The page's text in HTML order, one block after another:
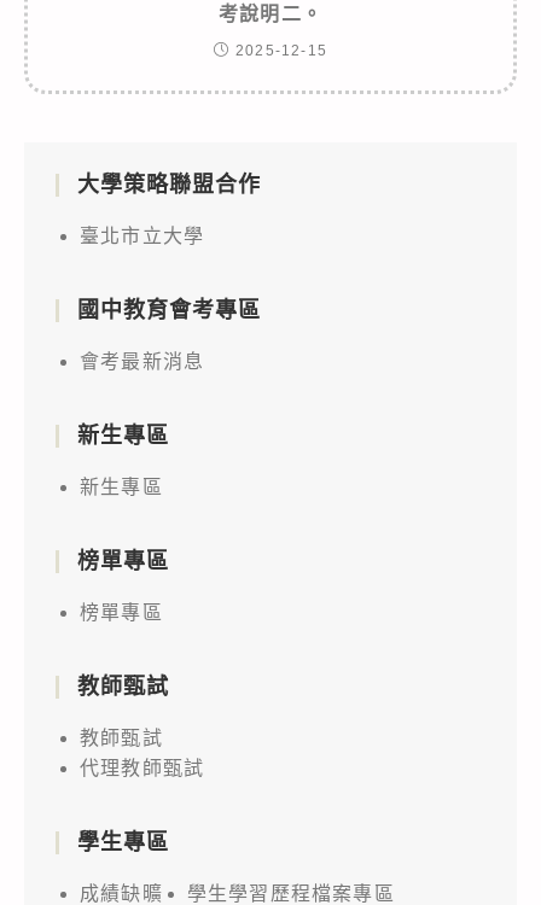
考說明二。
2025-12-15
大學策略聯盟合作
臺北市立大學
國中教育會考專區
會考最新消息
新生專區
新生專區
榜單專區
榜單專區
教師甄試
教師甄試
代理教師甄試
學生專區
成績缺曠
學生學習歷程檔案專區